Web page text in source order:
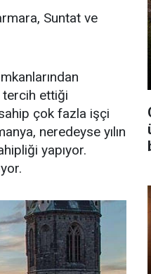
Suntat ve
tercih ettiği
çok fazla işçi
neredeyse yılın
yapıyor.